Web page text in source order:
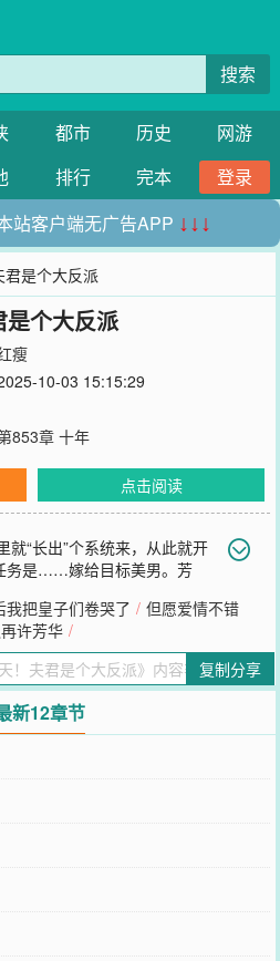
搜索
都市 历史
网游
排行 完本
登录
站客户端无广告APP ↓↓↓
君是个大反派
是个大反派
瘦
10-03 15:15:29
853章 十年
点击阅读
“长出”个系统来，从此就开
务是……嫁给目标美男。芳
处？好处大了，保管郎君餐餐能吃
动？美男：娶个厨娘回家也不是不可
派》还不错的话请不要忘记向您QQ群
我把皇子们卷哭了 / 但愿爱情不错
许芳华 /
复制分享
新12章节